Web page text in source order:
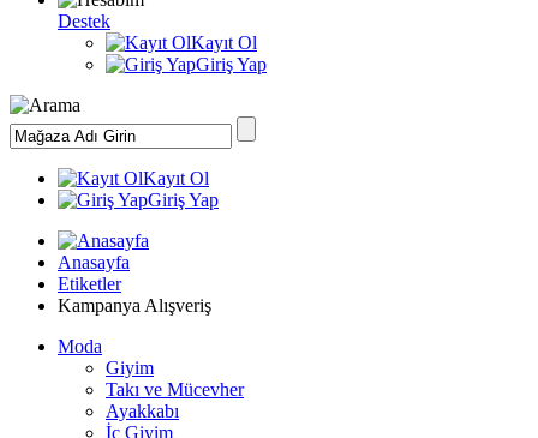
Destek
Kayıt Ol
Giriş Yap
Kayıt Ol
Giriş Yap
Anasayfa
Etiketler
Kampanya Alışveriş
Moda
Giyim
Takı ve Mücevher
Ayakkabı
İç Giyim